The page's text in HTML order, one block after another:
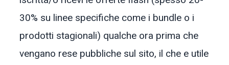
30% su linee specifiche come i bundle o i
prodotti stagionali) qualche ora prima che
vengano rese pubbliche sul sito, il che e utile